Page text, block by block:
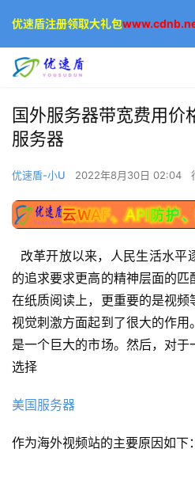
国外服务器带宽费用价
服务器
优速盾-小U 2022年8月30日 02:04
改革开放以来，人民生活水平
的追求要求更高的精神层面的
在纸质阅读上，更重要的是视
视觉刺激方面起到了很大的作
是一个巨大的市场。然后，对
选择
美国服务器
作为海外视频站的主要原因如下：
优速盾注册领取大礼包